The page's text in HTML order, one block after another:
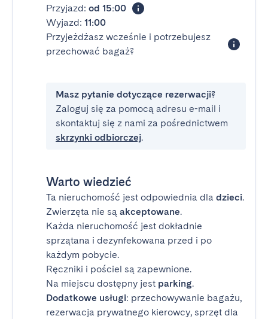
Przyjazd: od 15:00
Wyjazd: 11:00
Przyjeżdżasz wcześnie i potrzebujesz
przechować bagaż?
Masz pytanie dotyczące rezerwacji?
Zaloguj się za pomocą adresu e-mail i
skontaktuj się z nami za pośrednictwem
skrzynki odbiorczej.
Warto wiedzieć
Ta nieruchomość jest odpowiednia dla dzieci.
Zwierzęta nie są akceptowane.
Każda nieruchomość jest dokładnie
sprzątana i dezynfekowana przed i po
każdym pobycie.
Ręczniki i pościel są zapewnione.
Na miejscu dostępny jest parking.
Dodatkowe usługi: przechowywanie bagażu,
rezerwacja prywatnego kierowcy, sprzęt dla